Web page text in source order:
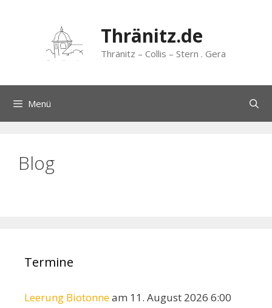
springen
Thränitz.de
Thränitz – Collis – Stern . Gera
Menü
Blog
Termine
Leerung Biotonneam 11. August 2026 6:00